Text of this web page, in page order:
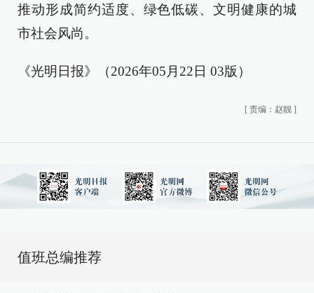
推动形成简约适度、绿色低碳、文明健康的城
市社会风尚。
《光明日报》（2026年05月22日 03版）
[ 责编：赵靓 ]
值班总编推荐